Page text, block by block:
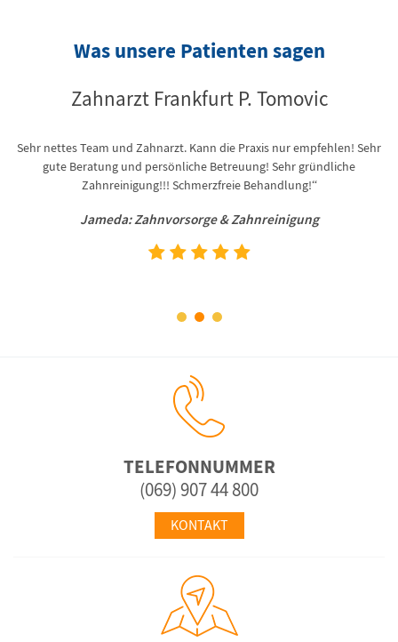
Was unsere Patienten sagen
Zahnarzt Frankfurt P. Tomovic
Sehr nettes Team und Zahnarzt. Kann die Praxis nur empfehlen! Sehr
gute Beratung und persönliche Betreuung! Sehr gründliche
Zahnreinigung!!! Schmerzfreie Behandlung!“
Jameda: Zahnvorsorge & Zahnreinigung
TELEFONNUMMER
(069) 907 44 800
KONTAKT